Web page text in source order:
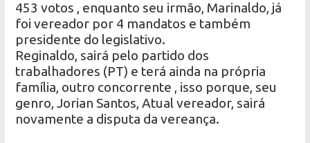
453 votos , enquanto seu irmão, Marinaldo, já
foi vereador por 4 mandatos e também
presidente do legislativo.
Reginaldo, sairá pelo partido dos
trabalhadores (PT) e terá ainda na própria
família, outro concorrente , isso porque, seu
genro, Jorian Santos, Atual vereador, sairá
novamente a disputa da vereança.